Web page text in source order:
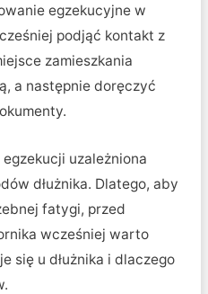
egzekucyjne w
podjąć kontakt z
zamieszkania
a następnie doręczyć
uzależniona
dłużnika. Dlatego, aby
fatygi, przed
wcześniej warto
się u dłużnika i dlaczego